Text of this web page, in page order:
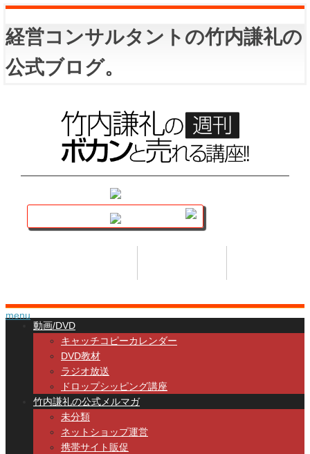
経営コンサルタントの竹内謙礼の
公式ブログ。
menu
動画/DVD
キャッチコピーカレンダー
DVD教材
ラジオ放送
ドロップシッピング講座
竹内謙礼の公式メルマガ
未分類
ネットショップ運営
携帯サイト販促